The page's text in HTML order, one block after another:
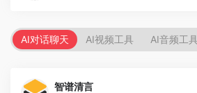
AI对话聊天 AI视频工具 AI音频工
智谱清言